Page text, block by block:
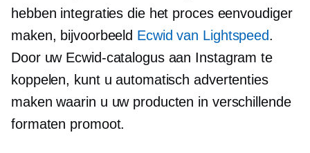
hebben integraties die het proces eenvoudiger
maken, bijvoorbeeld Ecwid van Lightspeed.
Door uw Ecwid-catalogus aan Instagram te
koppelen, kunt u automatisch advertenties
maken waarin u uw producten in verschillende
formaten promoot.